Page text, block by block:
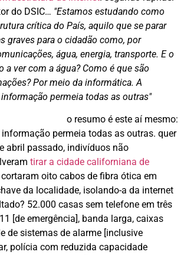
do DSIC… "Estamos estudando como
crítica do País, aquilo que se parar
graves para o cidadão como, por
água, energia, transporte. E o
a ver com a água? Como é que são
Por meio da informática. A
permeia todas as outras"
o resumo é este aí mesmo:
permeia todas as outras. quer
abril passado, indivíduos não
tirar a cidade californiana de
oito cabos de fibra ótica em
da localidade, isolando-a da internet
52.000 casas sem telefone em três
[de emergência], banda larga, caixas
de sistemas de alarme [inclusive
polícia com reduzida capacidade